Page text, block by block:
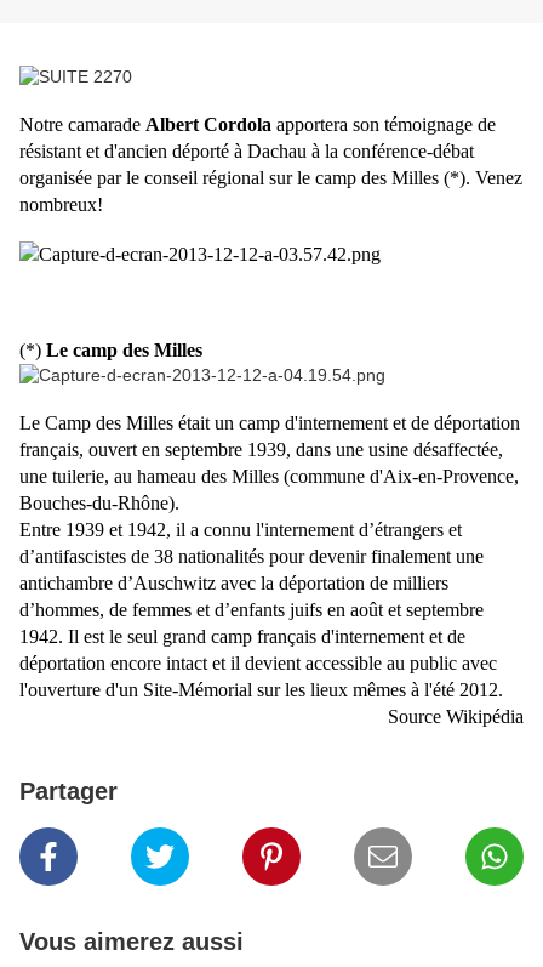
Notre camarade Albert Cordola apportera son témoignage de
résistant et d'ancien déporté à Dachau à la conférence-débat
organisée par le conseil régional sur le camp des Milles (*). Venez
nombreux!
(*) Le camp des Milles
Le Camp des Milles était un camp d'internement et de déportation
français, ouvert en septembre 1939, dans une usine désaffectée,
une tuilerie, au hameau des Milles (commune d'Aix-en-Provence,
Bouches-du-Rhône).
Entre 1939 et 1942, il a connu l'internement d’étrangers et
d’antifascistes de 38 nationalités pour devenir finalement une
antichambre d’Auschwitz avec la déportation de milliers
d’hommes, de femmes et d’enfants juifs en août et septembre
1942. Il est le seul grand camp français d'internement et de
déportation encore intact et il devient accessible au public avec
l'ouverture d'un Site-Mémorial sur les lieux mêmes à l'été 2012.
Source Wikipédia
Partager
Vous aimerez aussi